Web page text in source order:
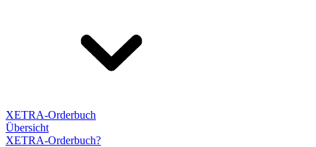
XETRA-Orderbuch
Übersicht
XETRA-Orderbuch?